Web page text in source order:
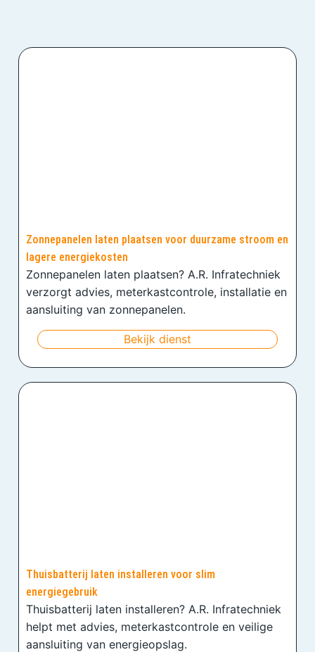
Zonnepanelen laten plaatsen voor duurzame stroom en
lagere energiekosten
Zonnepanelen laten plaatsen? A.R. Infratechniek
verzorgt advies, meterkastcontrole, installatie en
aansluiting van zonnepanelen.
Bekijk dienst
Thuisbatterij laten installeren voor slim
energiegebruik
Thuisbatterij laten installeren? A.R. Infratechniek
helpt met advies, meterkastcontrole en veilige
aansluiting van energieopslag.